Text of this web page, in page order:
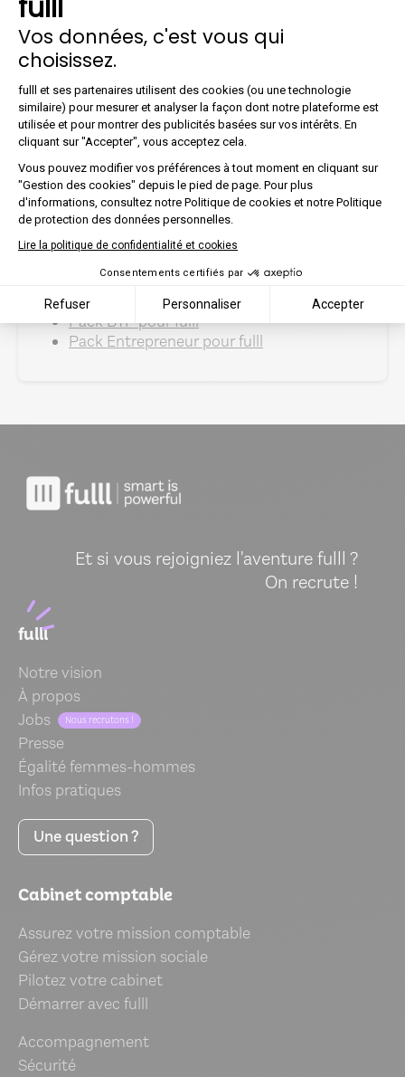
fulll
Vos données, c'est vous qui
choisissez.
Plateforme de Gestion du
fulll et ses partenaires utilisent des cookies (ou une technologie
similaire) pour mesurer et analyser la façon dont notre plateforme est
utilisée et pour montrer des publicités basées sur vos intérêts. En
cliquant sur "Accepter", vous acceptez cela.
Vous pouvez modifier vos préférences à tout moment en cliquant sur
"Gestion des cookies" depuis le pied de page. Pour plus
d'informations, consultez notre Politique de cookies et notre Politique
de protection des données personnelles.
Lire la politique de confidentialité et cookies
Consentements certifiés par
Refuser Personnaliser Accepter
Axeptio consent
temps réel qui me permet de suivre
l’évolution de mon CA, la marge brute, les
courbes de trésorerie, dépenses récurrentes
ou ponctuelles,…
Intéressé(e) par fulll ?
Rendez-vous ici 👉
Pack BTP pour fulll
Pack Entrepreneur pour fulll
Et si vous rejoigniez l'aventure fulll ?
On recrute !
fulll
Notre vision
À propos
Jobs
Nous recrutons !
Presse
Égalité femmes-hommes
Infos pratiques
Une question ?
Cabinet comptable
Assurez votre mission comptable
Gérez votre mission sociale
Pilotez votre cabinet
Démarrer avec fulll
Accompagnement
Sécurité